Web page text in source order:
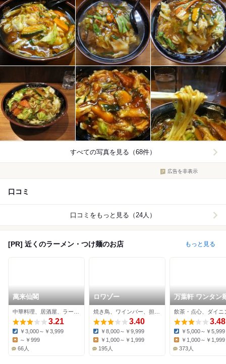
すべての写真を見る（68件）
広告を非表示
口コミ
口コミをもっと見る（24人）
[PR] 近くのラーメン・つけ麺のお店 もっと見る
萬来仙閣
3.21
Dinner:
￥3,000～￥3,999
Lunch:
～￥999
66人
ロワゾー
3.40
Dinner:
￥8,000～￥9,999
￥1,000～￥1,999
195人
万葉軒 ワンタン
港飲茶Dining
3.48
Dinner:
￥5,000～￥5,999
￥1,000～￥1,999
373人